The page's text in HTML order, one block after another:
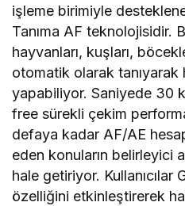
işleme birimiyle
Tanıma AF teknolojisidir.
hayvanları, kuşları,
otomatik olarak tanıyarak
yapabiliyor. Saniyede 30
free sürekli çekim
defaya kadar AF/AE
eden konuların belirleyici
hale getiriyor. Kullanıcılar
özelliğini etkinleştirerek